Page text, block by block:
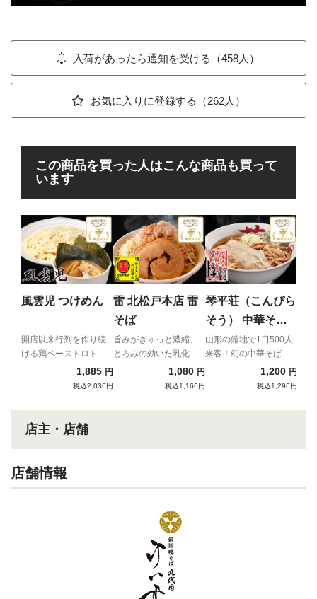
入荷があったら通知を受ける（458人）
お気に入りに登録する（262人）
この商品を買った人はこんな商品も買って
います
風雲児 つけめん
開店以来行列を作り続
ける鶏ベーストロトロ
1,885 円
税込2,036円
雷 北松戸本店 雷
そば
旨みがぎゅっと濃縮、
とろみの効いた乳化ス
ープと自家製極太麺の
強烈濃厚コンビネーシ
1,080 円
税込1,166円
琴平荘（こんぴら
そう） 中華そば
（あっさり）
山形の僻地で1日500人
来客！幻の中華そば
1,200 円
税込1,296円
店主・店舗
店舗情報